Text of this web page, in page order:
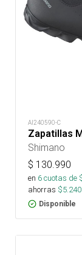
AI240590-C
Zapatillas
Shimano
$ 130.990
en 6cuotas de
ahorras $5.240
Disponible